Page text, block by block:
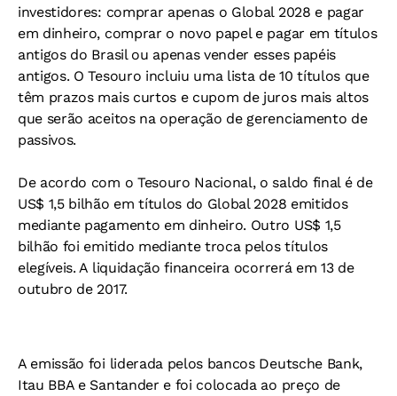
investidores: comprar apenas o Global 2028 e pagar
em dinheiro, comprar o novo papel e pagar em títulos
antigos do Brasil ou apenas vender esses papéis
antigos. O Tesouro incluiu uma lista de 10 títulos que
têm prazos mais curtos e cupom de juros mais altos
que serão aceitos na operação de gerenciamento de
passivos.
De acordo com o Tesouro Nacional, o saldo final é de
US$ 1,5 bilhão em títulos do Global 2028 emitidos
mediante pagamento em dinheiro. Outro US$ 1,5
bilhão foi emitido mediante troca pelos títulos
elegíveis. A liquidação financeira ocorrerá em 13 de
outubro de 2017.
A emissão foi liderada pelos bancos Deutsche Bank,
Itau BBA e Santander e foi colocada ao preço de